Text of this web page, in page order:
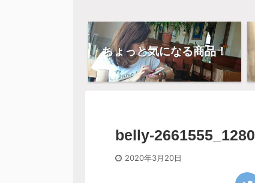
ちょっと気になる商品！
belly-2661555_1280
2020年3月20日